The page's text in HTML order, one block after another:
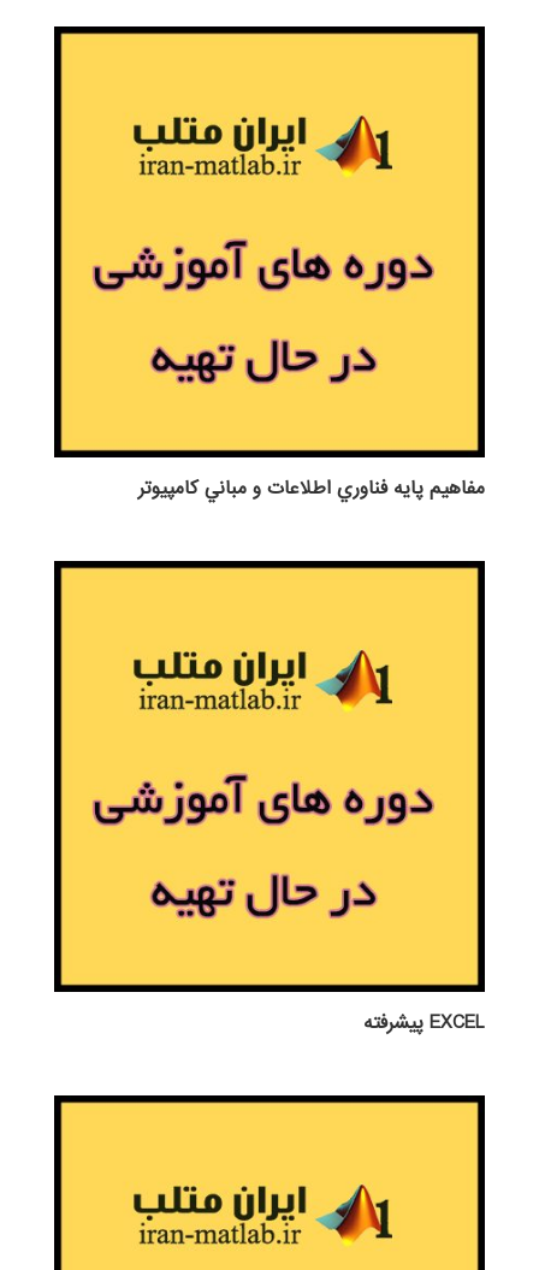
مفاهيم پايه فناوري اطلاعات و مباني كامپيوتر
EXCEL پيشرفته